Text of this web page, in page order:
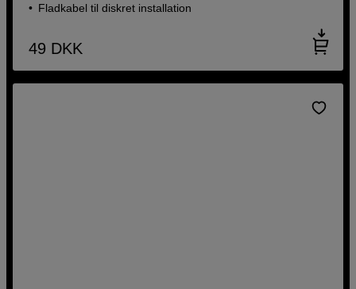
Fladkabel til diskret installation
49 DKK